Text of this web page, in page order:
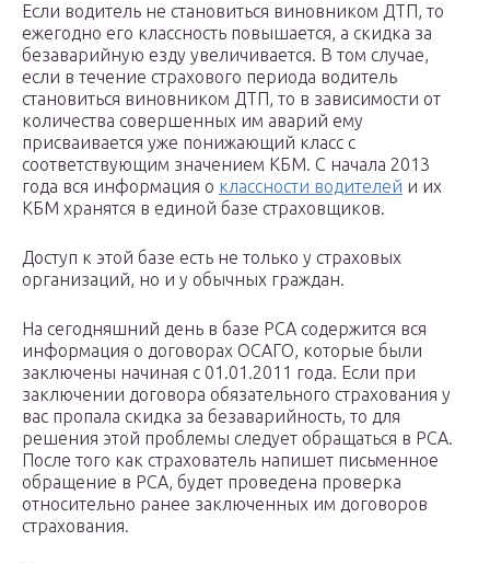
Если водитель не становиться виновником ДТП, то
ежегодно его классность повышается, а скидка за
безаварийную езду увеличивается. В том случае,
если в течение страхового периода водитель
становиться виновником ДТП, то в зависимости от
количества совершенных им аварий ему
присваивается уже понижающий класс с
соответствующим значением КБМ. С начала 2013
года вся информация о классности водителей и их
КБМ хранятся в единой базе страховщиков.
Доступ к этой базе есть не только у страховых
организаций, но и у обычных граждан.
На сегодняшний день в базе РСА содержится вся
информация о договорах ОСАГО, которые были
заключены начиная с 01.01.2011 года. Если при
заключении договора обязательного страхования у
вас пропала скидка за безаварийность, то для
решения этой проблемы следует обращаться в РСА.
После того как страхователь напишет письменное
обращение в РСА, будет проведена проверка
относительно ранее заключенных им договоров
страхования.